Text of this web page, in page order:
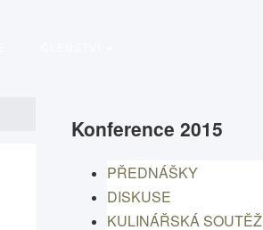
Konference 2015
PŘEDNÁŠKY
DISKUSE
KULINÁŘSKÁ SOUTĚŽ